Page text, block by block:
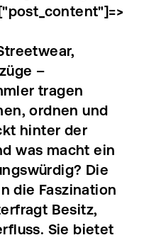
–
tragen
ordnen und
hinter der
was macht ein
Die
die Faszination
Besitz,
Sie bietet